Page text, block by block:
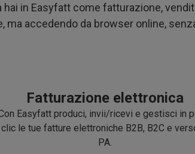
in Easyfatt come fatturazione,
ma accedendo da browser online,
Fatturazione elettronica
Easyfatt produci, invii/ricevi e gestisci in
clic le tue fatture elettroniche B2B, B2C e
PA.